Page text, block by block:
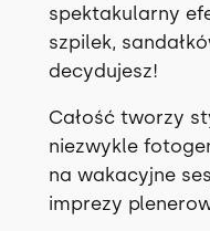
spektakularny
szpilek,
decydujesz!
Całość tworzy
niezwykle
na wakacyjne
imprezy